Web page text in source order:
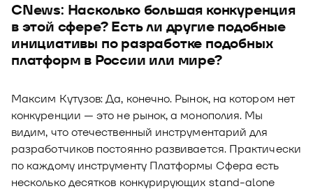
CNews: Насколько большая конкуренция
в этой сфере? Есть ли другие подобные
инициативы по разработке подобных
платформ в России или мире?
Максим Кутузов: Да, конечно. Рынок, на котором нет
конкуренции — это не рынок, а монополия. Мы
видим, что отечественный инструментарий для
разработчиков постоянно развивается. Практически
по каждому инструменту Платформы Сфера есть
несколько десятков конкурирующих stand-alone